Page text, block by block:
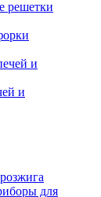
решетки
и
для